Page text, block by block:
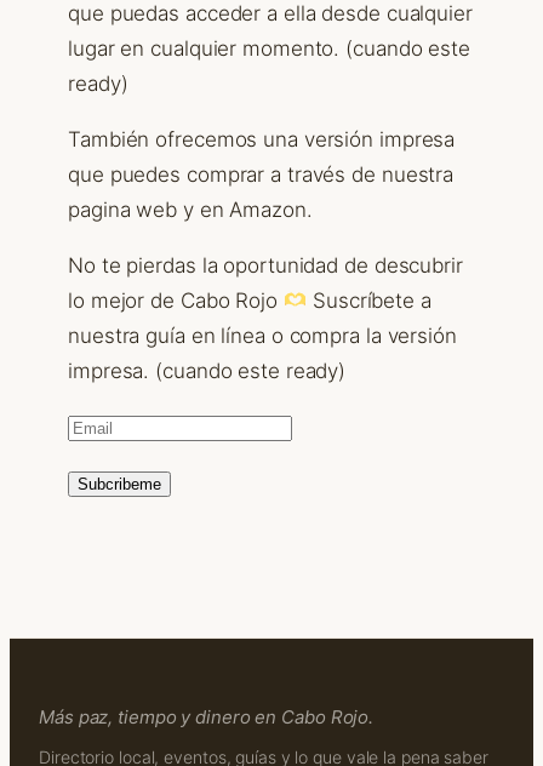
que puedas acceder a ella desde cualquier
lugar en cualquier momento. (cuando este
ready)
También ofrecemos una versión impresa
que puedes comprar a través de nuestra
pagina web y en Amazon.
No te pierdas la oportunidad de descubrir
lo mejor de Cabo Rojo
Suscríbete a
nuestra guía en línea o compra la versión
impresa. (cuando este ready)
Subcribeme
Más paz, tiempo y dinero en Cabo Rojo.
Directorio local, eventos, guías y lo que vale la pena saber